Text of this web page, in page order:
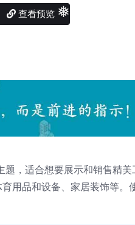
❅
查看预览
，适合想要展示和销售精美
用品和设备、家居装饰等。